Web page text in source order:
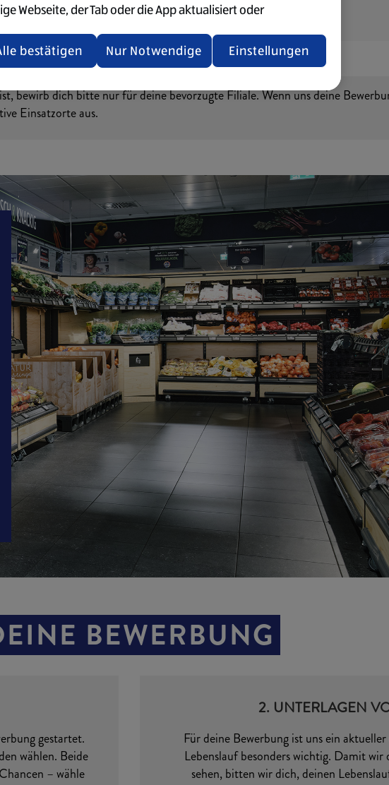
bewirb dich bitte nur für deine bevorzugte Filiale. Wenn uns deine
Einsatzorte aus.
BEWERBUNG
gestartet.
wählen. Beide
– wähle
2. UNTERLAGEN
Für deine Bewerbung ist uns ein
Lebenslauf besonders wichtig. Damit
sehen, bitten wir dich, deinen
Webseite, der Tab oder die App aktualisiert oder
und anschließend wieder geöffnet werden.
stellen wir dir in unserer Datenschutzerklärung
Webseitenbetreiber und Datenschutzerklärungen
Einstellungen
Nur Notwendige
bestätigen